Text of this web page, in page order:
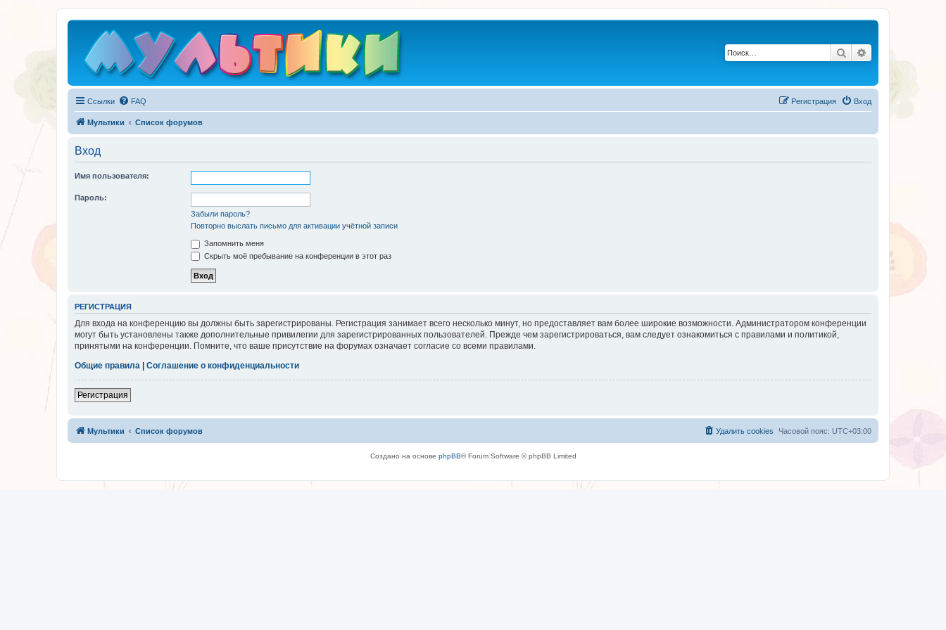
Поиск
Ссылки FAQ Вход
Регистрация
Мультики Список форумов
Вход
Имя пользователя:
Пароль:
Забыли пароль?
Повторно выслать письмо для активации учётной записи
Запомнить меня
Скрыть моё пребывание на конференции в этот раз
РЕГИСТРАЦИЯ
Для входа на конференцию вы должны быть зарегистрированы. Регистрация занимает всего несколько минут, но предоставляет вам более широкие возможности. Администратором конференции
могут быть установлены также дополнительные привилегии для зарегистрированных пользователей. Прежде чем зарегистрироваться, вам следует ознакомиться с правилами и политикой,
принятыми на конференции. Помните, что ваше присутствие на форумах означает согласие со всеми правилами.
Общие правила | Соглашение о конфиденциальности
Регистрация
Мультики Список форумов Часовой пояс: UTC+03:00
Удалить cookies
Создано на основе phpBB® Forum Software © phpBB Limited